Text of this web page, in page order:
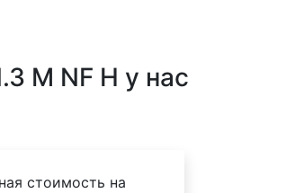
M NF H у нас
стоимость на